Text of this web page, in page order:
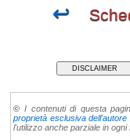
↩
DISCLAIMER
© I contenuti di questa
proprietà esclusiva dell'autore
l'utilizzo anche parziale in ogni